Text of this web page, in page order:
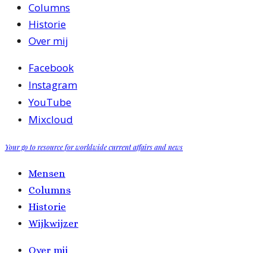
Columns
Historie
Over mij
Facebook
Instagram
YouTube
Mixcloud
Your go to resource for worldwide current affairs and news
Mensen
Columns
Historie
Wijkwijzer
Over mij